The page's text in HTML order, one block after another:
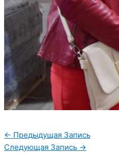
← Предыдущая Запись
Следующая Запись →